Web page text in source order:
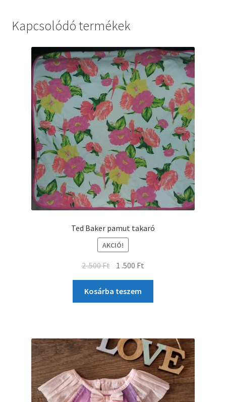
Kapcsolódó termékek
Ted Baker pamut takaró
AKCIÓ!
2 .500Ft 1 .500 Ft
Kosárba teszem